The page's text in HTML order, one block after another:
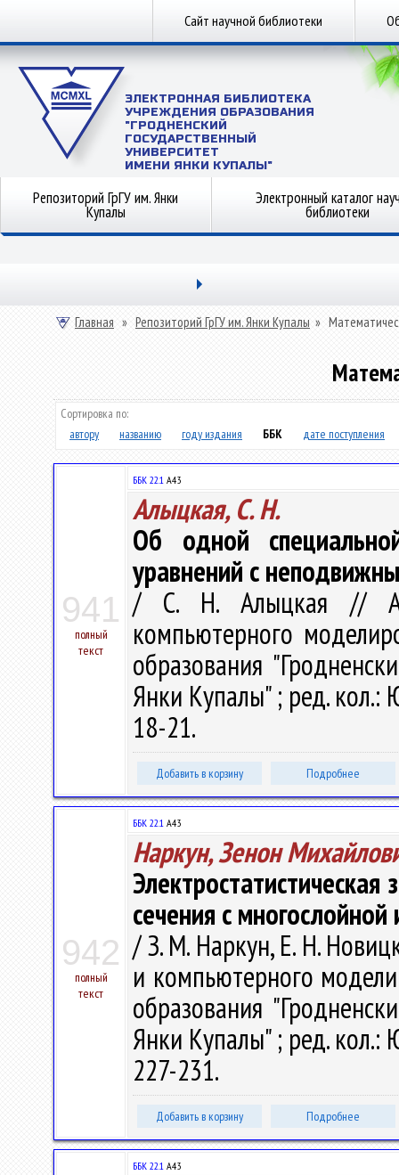
Сайт научной библиотеки
ЭЛЕКТРОННАЯ БИБЛИОТЕКА
УЧРЕЖДЕНИЯ ОБРАЗОВАНИЯ
"ГРОДНЕНСКИЙ
ГОСУДАРСТВЕННЫЙ
УНИВЕРСИТЕТ
ИМЕНИ ЯНКИ КУПАЛЫ"
Репозиторий ГрГУ им. Янки
Купалы
Электронный каталог
библиотеки
Главная » Репозиторий ГрГУ им. Янки Купалы »
Сортировка по:
автору
названию году издания ББК дате поступления
941
полный
текст
ББК 22.1 А43
Алыцкая, С. Н.
Об одной
уравнений с
/ С. Н. Алыцкая //
компьютерного
образования
Янки Купалы" ; ред. кол.:
18-21.
Добавить в корзину Подробнее
942
полный
текст
ББК 22.1 А43
Наркун, Зенон
сечения с многослойной
/ З. М. Наркун, Е. Н.
и компьютерного
образования
Янки Купалы" ; ред. кол.:
227-231.
Добавить в корзину Подробнее
ББК 22.1 А43